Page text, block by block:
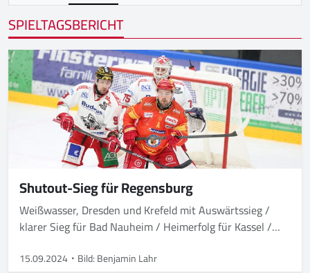
SPIELTAGSBERICHT
Shutout-Sieg für Regensburg
Weißwasser, Dresden und Krefeld mit Auswärtssieg /
klarer Sieg für Bad Nauheim / Heimerfolg für Kassel /
15.09.2024 Bild: Benjamin Lahr